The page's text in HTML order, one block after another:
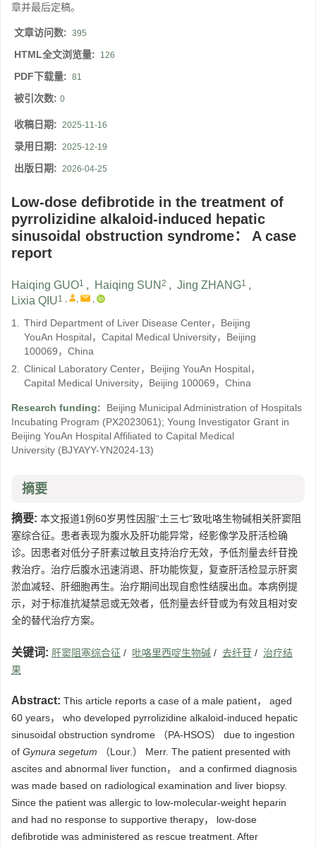
章并最后定稿。
文章访问数: 395
HTML全文浏览量: 126
PDF下载量: 81
被引次数: 0
收稿日期: 2025-11-16
录用日期: 2025-12-19
出版日期: 2026-04-25
Low-dose defibrotide in the treatment of
pyrrolizidine alkaloid-induced hepatic
sinusoidal obstruction syndrome： A case
report
Haiqing GUO1 , Haiqing SUN 2 , Jing ZHANG1 ,
Lixia QIU1 , , ,
1. Third Department of Liver Disease Center，Beijing
YouAn Hospital，Capital Medical University，Beijing
100069，China
2. Clinical Laboratory Center，Beijing YouAn Hospital，
Capital Medical University，Beijing 100069，China
Research funding:
Beijing Municipal Administration of Hospitals
Incubating Program (PX2023061); Young Investigator Grant in
Beijing YouAn Hospital Affiliated to Capital Medical
University (BJYAYY-YN2024-13)
摘要
摘要: 本文报道1例60岁男性因服“土三七”致吡咯生物碱相关肝窦阻
塞综合征。患者表现为腹水及肝功能异常，经影像学及肝活检确
诊。因患者对低分子肝素过敏且支持治疗无效，予低剂量去纤苷挽
救治疗。治疗后腹水迅速消退、肝功能恢复，复查肝活检显示肝窦
淤血减轻、肝细胞再生。治疗期间出现自愈性结膜出血。本病例提
示，对于标准抗凝禁忌或无效者，低剂量去纤苷或为有效且相对安
全的替代治疗方案。
关键词: 肝窦阻塞综合征 / 吡咯里西啶生物碱 / 去纤苷 / 治疗结
果
Abstract: This article reports a case of a male patient， aged
60 years， who developed pyrrolizidine alkaloid-induced hepatic
sinusoidal obstruction syndrome （PA-HSOS） due to ingestion
of Gynura segetum （Lour.） Merr. The patient presented with
ascites and abnormal liver function， and a confirmed diagnosis
was made based on radiological examination and liver biopsy.
Since the patient was allergic to low-molecular-weight heparin
and had no response to supportive therapy， low-dose
defibrotide was administered as rescue treatment. After